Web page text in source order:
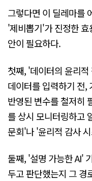
그렇다면 이 딜레마를
'제비뽑기'가 진정한
안이 필요하다.
첫째, '데이터의 윤리
데이터를 입력하기 전,
반영된 변수를 철저히
를 상시 모니터링하고
문회'나 '윤리적 감사
둘째, '설명 가능한 AI'
두고 판단했는지 그 경